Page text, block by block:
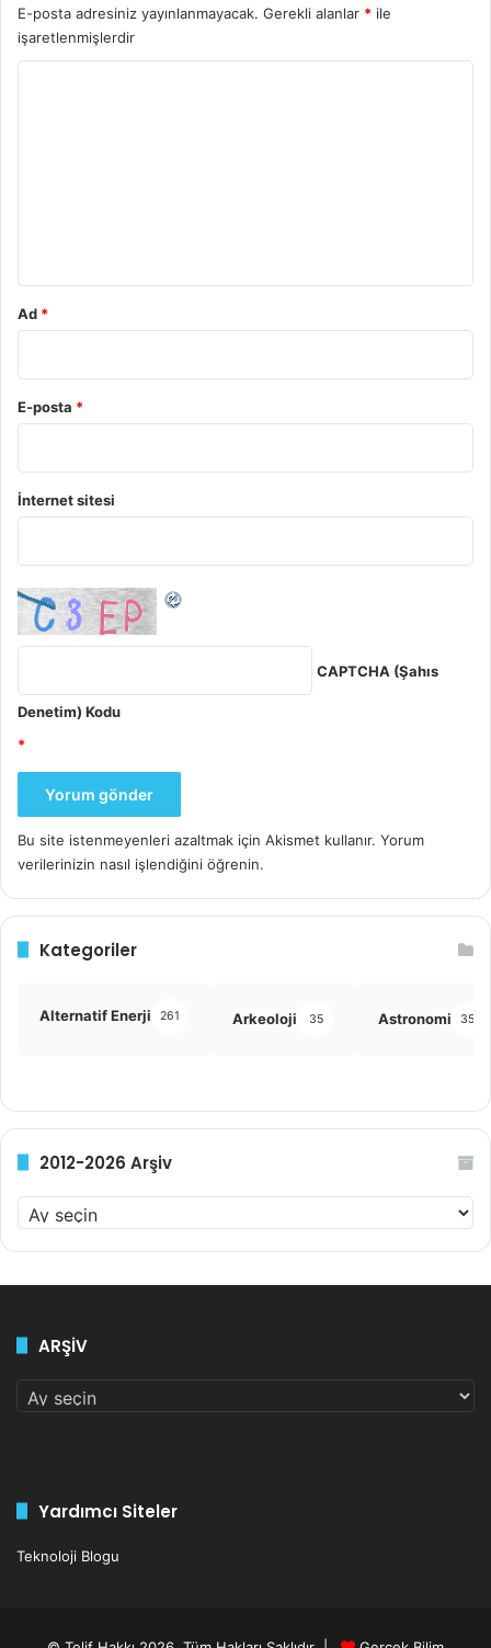
E-posta adresiniz yayınlanmayacak. Gerekli alanlar * ile
işaretlenmişlerdir
Ad *
E-posta *
İnternet sitesi
CAPTCHA (Şahıs
Denetim) Kodu
*
Bu site istenmeyenleri azaltmak için Akismet kullanır. Yorum
verilerinizin nasıl işlendiğini öğrenin.
Kategoriler
Alternatif Enerji 261 Arkeoloji 35 Astronomi 355
2012-2026 Arşiv
2012-
2026
Arşiv
ARŞİV
ARŞİV
Yardımcı Siteler
Teknoloji Blogu